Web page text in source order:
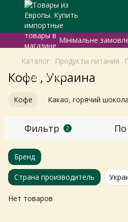
Мінімальне
Каталог Продукты питания
Кофе , Украина
Кофе Какао, горячий
Фильтр 2
Бренд
Страна производитель
Нет товаров